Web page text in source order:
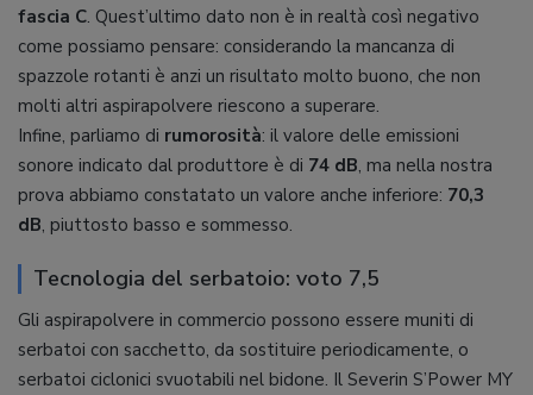
fascia C. Quest’ultimo dato non è in realtà così negativo
come possiamo pensare: considerando la mancanza di
spazzole rotanti è anzi un risultato molto buono, che non
molti altri aspirapolvere riescono a superare.
Infine, parliamo di rumorosità: il valore delle emissioni
sonore indicato dal produttore è di 74 dB, ma nella nostra
prova abbiamo constatato un valore anche inferiore: 70,3
dB, piuttosto basso e sommesso.
Tecnologia del serbatoio: voto 7,5
Gli aspirapolvere in commercio possono essere muniti di
serbatoi con sacchetto, da sostituire periodicamente, o
serbatoi ciclonici svuotabili nel bidone. Il Severin S’Power MY